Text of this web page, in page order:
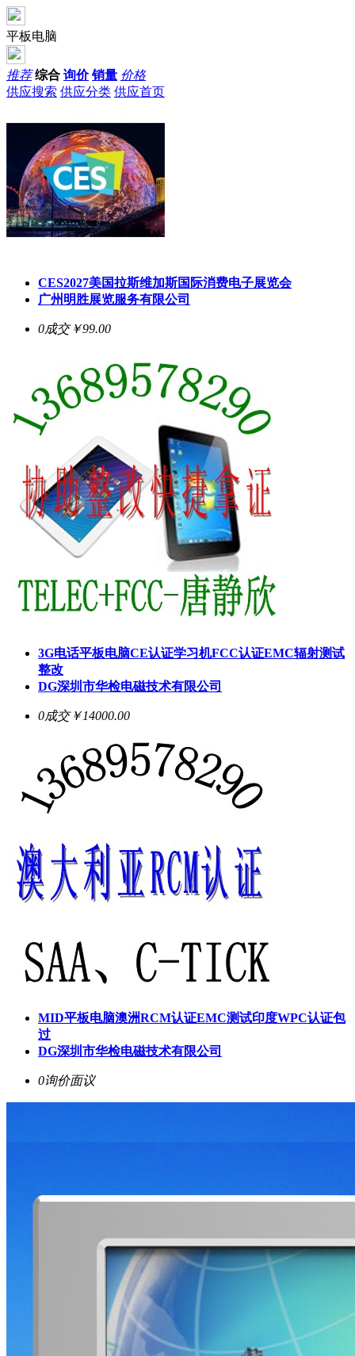
平板电脑
推荐 综合 询价 销量 价格
供应搜索 供应分类 供应首页
CES2027美国拉斯维加斯国际消费电子展览会
广州明胜展览服务有限公司
0成交￥99.00
3G电话平板电脑CE认证学习机FCC认证EMC辐射测试
整改
DG深圳市华检电磁技术有限公司
0成交￥14000.00
MID平板电脑澳洲RCM认证EMC测试印度WPC认证包
过
DG深圳市华检电磁技术有限公司
0询价面议